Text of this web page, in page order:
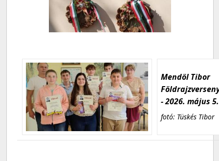
Mendöl Tibor
- 2026. május 5.
fotó: Tüskés Tibor